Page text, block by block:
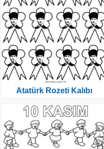
Atatürk Rozeti Kalıbı